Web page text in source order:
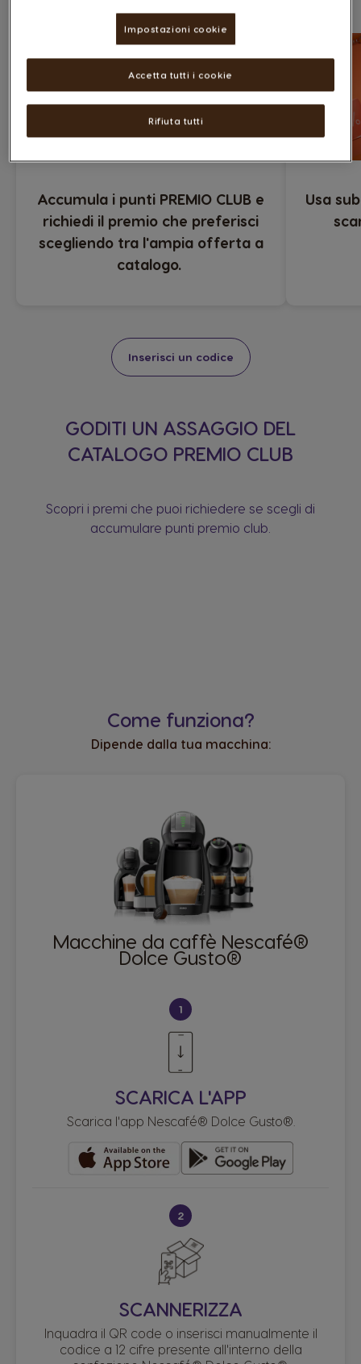
Accumula i punti PREMIO CLUB e
richiedi il premio che preferisci
scegliendo tra l'ampia offerta a
catalogo. ​​​
Usa
Inserisci un codice​
GODITI UN ASSAGGIO DEL
CATALOGO PREMIO CLUB​
Scopri i premi che puoi richiedere se scegli di
accumulare punti premio club.
Come funziona?
Dipende dalla tua macchina:
Macchine da caffè Nescafé®
Dolce Gusto®​
1
SCARICA L'APP
Scarica l'app Nescafé® Dolce Gusto®.
2
SCANNERIZZA
Inquadra il QR code o inserisci manualmente il
codice a 12 cifre presente all'interno della
Impostazioni cookie
Rifiuta tutti
Accetta tutti i cookie